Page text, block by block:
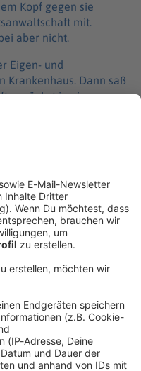
Kopf gegen sie
mit.
aber nicht.
Eigen- und
Krankenhaus. Dann saß
zunächst in einem
einem
auszugehen, dass der
sei er vorerst
worden, teilte die